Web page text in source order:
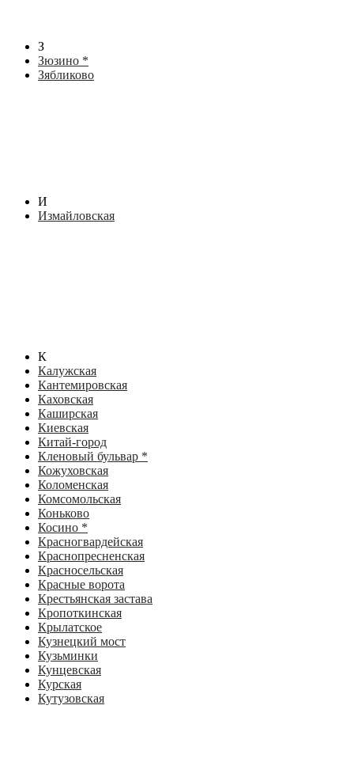
З
Зюзино *
Зябликово
И
Измайловская
К
Калужская
Кантемировская
Каховская
Каширская
Киевская
Китай-город
Кленовый бульвар *
Кожуховская
Коломенская
Комсомольская
Коньково
Косино *
Красногвардейская
Краснопресненская
Красносельская
Красные ворота
Крестьянская застава
Кропоткинская
Крылатское
Кузнецкий мост
Кузьминки
Кунцевская
Курская
Кутузовская